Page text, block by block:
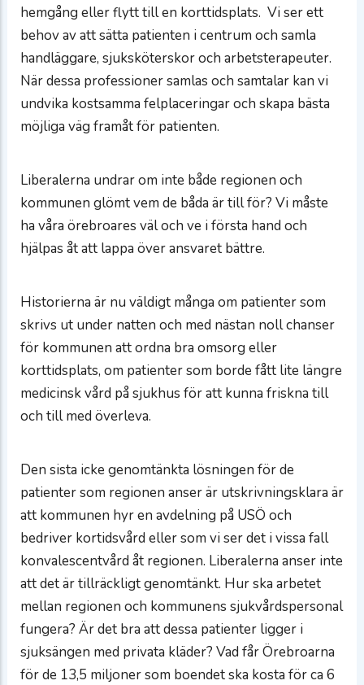
hemgång eller flytt till en korttidsplats. Vi ser ett
behov av att sätta patienten i centrum och samla
handläggare, sjuksköterskor och arbetsterapeuter.
När dessa professioner samlas och samtalar kan vi
undvika kostsamma felplaceringar och skapa bästa
möjliga väg framåt för patienten.
Liberalerna undrar om inte både regionen och
kommunen glömt vem de båda är till för? Vi måste
ha våra örebroares väl och ve i första hand och
hjälpas åt att lappa över ansvaret bättre.
Historierna är nu väldigt många om patienter som
skrivs ut under natten och med nästan noll chanser
för kommunen att ordna bra omsorg eller
korttidsplats, om patienter som borde fått lite längre
medicinsk vård på sjukhus för att kunna friskna till
och till med överleva.
Den sista icke genomtänkta lösningen för de
patienter som regionen anser är utskrivningsklara är
att kommunen hyr en avdelning på USÖ och
bedriver kortidsvård eller som vi ser det i vissa fall
konvalescentvård åt regionen. Liberalerna anser inte
att det är tillräckligt genomtänkt. Hur ska arbetet
mellan regionen och kommunens sjukvårdspersonal
fungera? Är det bra att dessa patienter ligger i
sjuksängen med privata kläder? Vad får Örebroarna
för de 13,5 miljoner som boendet ska kosta för ca 6